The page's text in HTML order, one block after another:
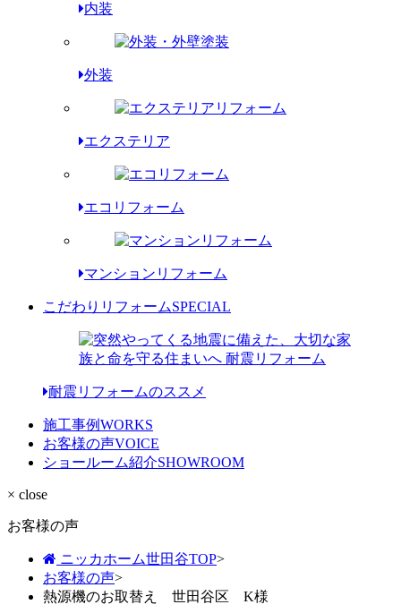
内装
外装
エクステリア
エコリフォーム
マンションリフォーム
こだわりリフォームSPECIAL
耐震リフォームのススメ
施工事例WORKS
お客様の声VOICE
ショールーム紹介SHOWROOM
× close
お客様の声
ニッカホーム世田谷TOP>
お客様の声>
熱源機のお取替え 世田谷区 K様